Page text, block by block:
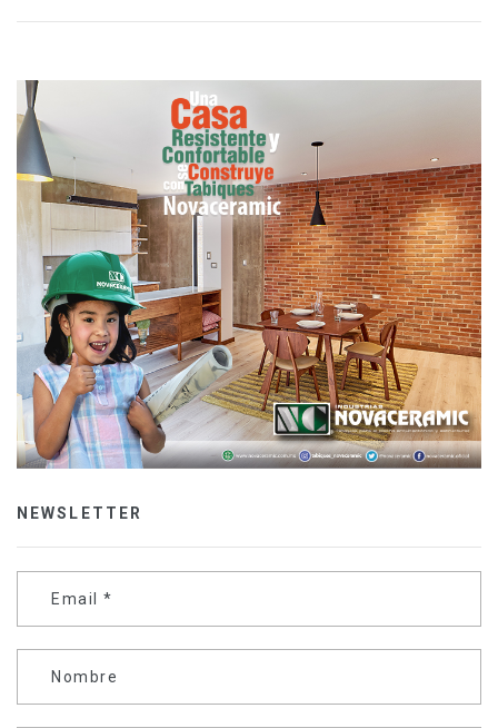
NEWSLETTER
Email *
Nombre